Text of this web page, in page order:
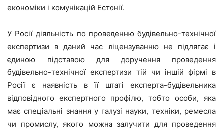
економіки і комунікацій Естонії.
У Росії діяльність по проведенню будівельно-технічної
експертизи в даний час ліцензуванню не підлягає і
єдиною підставою для доручення проведення
будівельно-технічної експертизи тій чи іншій фірмі в
Росії є наявність в її штаті експерта-будівельника
відповідного експертного профілю, тобто особи, яка
має спеціальні знання у галузі науки, техніки, ремесла
чи промислу, якого можна залучити для проведення